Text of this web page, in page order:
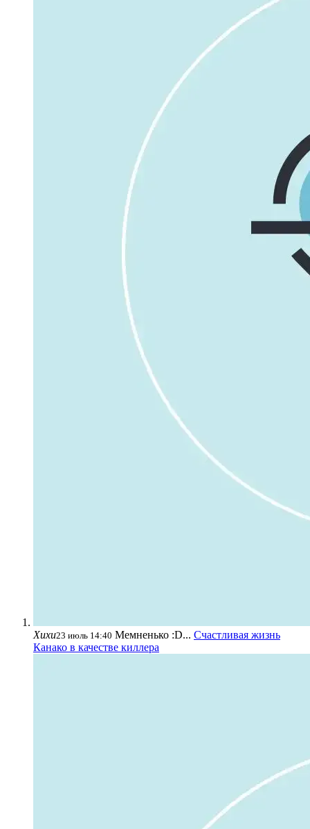
Хихи23 июль 14:40 Мемненько :D... Счастливая жизнь
Канако в качестве киллера